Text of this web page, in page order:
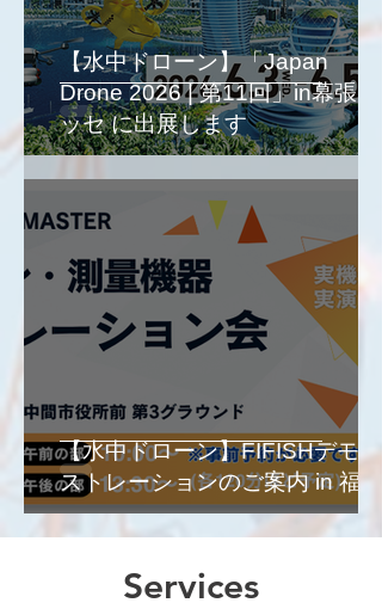
【水中ドローン】「Japan
Drone 2026 | 第11回」in幕張メ
ッセ に出展します
【水中ドローン】FIFISHデモン
ストレーションのご案内 in 福岡
Services